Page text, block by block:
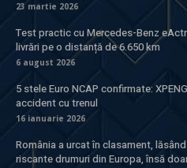
23 martie 2026
Test practic cu Mercedes-Benz
livrări pe o distanță de 6.650 km
6 august 2026
5 stele Euro NCAP confirmate:
accident cu trenul
16 ianuarie 2026
România a urcat în clasament,
riscante drumuri din Europa, însă